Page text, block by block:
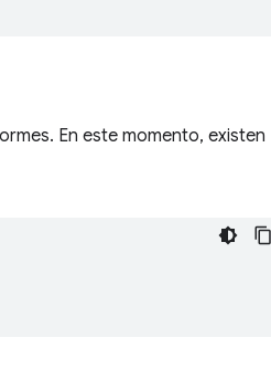
En este momento, existen